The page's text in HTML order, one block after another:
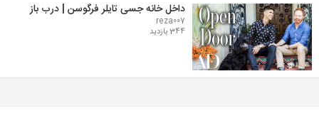
داخل خانه جسی تایلر فرگوسن | درب باز
reza007
344 بازدید